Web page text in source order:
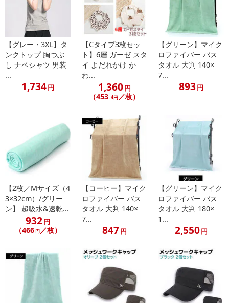
【グレー・3XL】タ
ンクトップ 胸つぶ
し ナベシャツ 男装
...
1,734円
【Cタイプ3枚セッ
ト】6層 ガーゼ スタ
イ よだれかけ か
わ...
1,360円
（453.4円／枚）
【グリーン】マイク
ロファイバー バス
タオル 大判 140×
7...
893円
【2枚／Mサイズ（4
3×32cm）/グリー
ン】 超吸水&速乾...
932円
（466 円／枚）
【コーヒー】マイク
ロファイバー バス
タオル 大判 140×
7...
847円
【グリーン】マイク
ロファイバー バス
タオル 大判 180×
1...
2,550円